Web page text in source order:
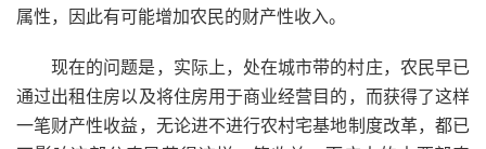
属性，因此有可能增加农民的财产性收入。
现在的问题是，实际上，处在城市带的村庄，农民早已
通过出租住房以及将住房用于商业经营目的，而获得了这样
一笔财产性收益，无论进不进行农村宅基地制度改革，都已